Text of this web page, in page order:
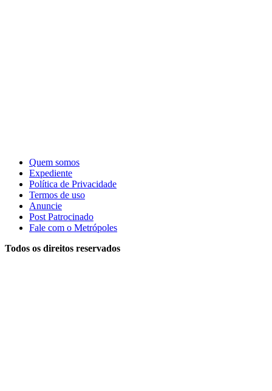
Quem somos
Expediente
Política de Privacidade
Termos de uso
Anuncie
Post Patrocinado
Fale com o Metrópoles
Todos os direitos reservados